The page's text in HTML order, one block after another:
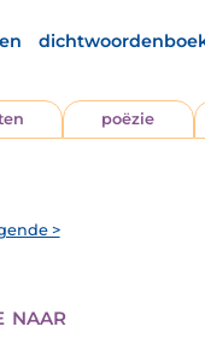
poëzie
>
naar